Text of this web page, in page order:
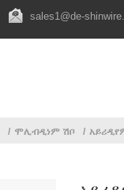
sales1@de-
ሞሊብዲነም ሽቦ